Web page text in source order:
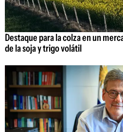
Destaque para la colza en un
de la soja y trigo volátil